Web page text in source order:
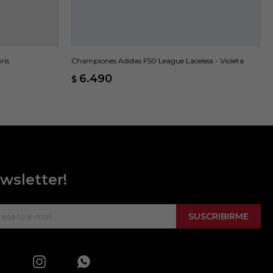
Championes Adidas F50 League Laceless - Violeta
$ 6.490
SUSCRIBIRME
 